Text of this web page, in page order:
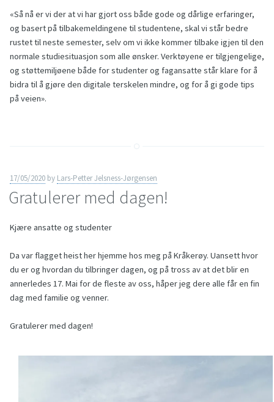
«Så nå er vi der at vi har gjort oss både gode og dårlige erfaringer,
og basert på tilbakemeldingene til studentene, skal vi står bedre
rustet til neste semester, selv om vi ikke kommer tilbake igjen til den
normale studiesituasjon som alle ønsker. Verktøyene er tilgjengelige,
og støttemiljøene både for studenter og fagansatte står klare for å
bidra til å gjøre den digitale terskelen mindre, og for å gi gode tips
på veien».
17/05/2020 by Lars-Petter Jelsness-Jørgensen
Gratulerer med dagen!
Kjære ansatte og studenter
Da var flagget heist her hjemme hos meg på Kråkerøy. Uansett hvor
du er og hvordan du tilbringer dagen, og på tross av at det blir en
annerledes 17. Mai for de fleste av oss, håper jeg dere alle får en fin
dag med familie og venner.
Gratulerer med dagen!